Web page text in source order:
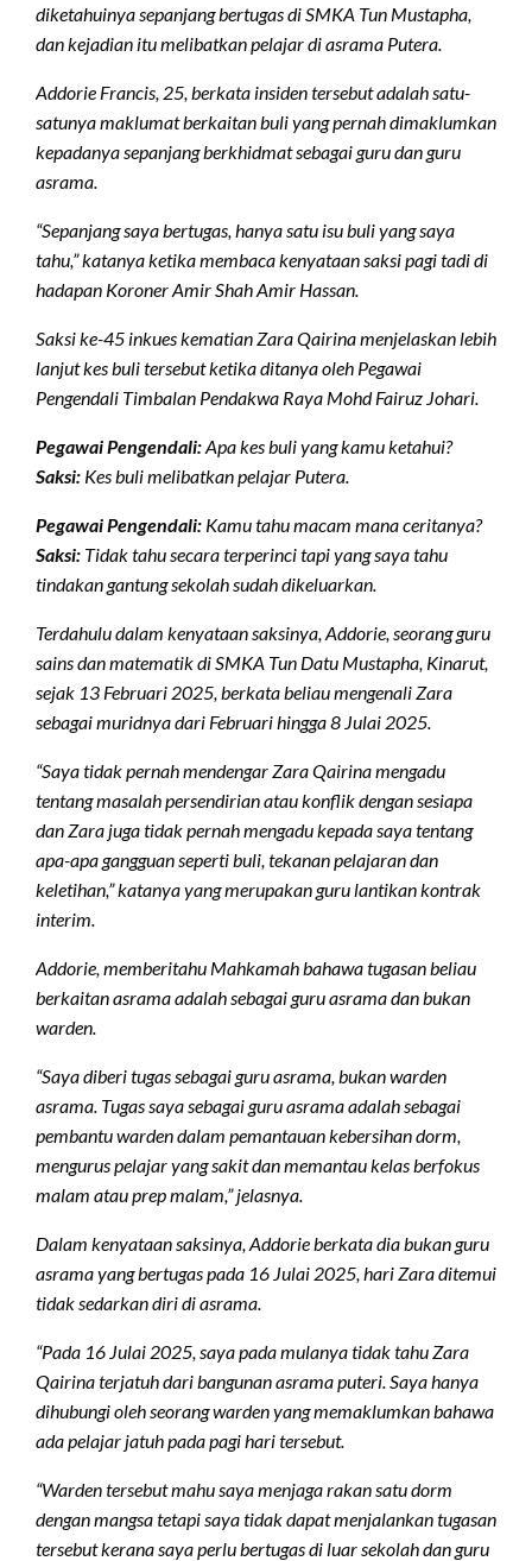
diketahuinya sepanjang bertugas di SMKA Tun Mustapha,
dan kejadian itu melibatkan pelajar di asrama Putera.
Addorie Francis, 25, berkata insiden tersebut adalah satu-
satunya maklumat berkaitan buli yang pernah dimaklumkan
kepadanya sepanjang berkhidmat sebagai guru dan guru
asrama.
“Sepanjang saya bertugas, hanya satu isu buli yang saya
tahu,” katanya ketika membaca kenyataan saksi pagi tadi di
hadapan Koroner Amir Shah Amir Hassan.
Saksi ke-45 inkues kematian Zara Qairina menjelaskan lebih
lanjut kes buli tersebut ketika ditanya oleh Pegawai
Pengendali Timbalan Pendakwa Raya Mohd Fairuz Johari.
Pegawai Pengendali:Apa kes buli yang kamu ketahui?
Saksi: Kes buli melibatkan pelajar Putera.
Pegawai Pengendali: Kamu tahu macam mana ceritanya?
Saksi: Tidak tahu secara terperinci tapi yang saya tahu
tindakan gantung sekolah sudah dikeluarkan.
Terdahulu dalam kenyataan saksinya, Addorie, seorang guru
sains dan matematik di SMKA Tun Datu Mustapha, Kinarut,
sejak 13 Februari 2025, berkata beliau mengenali Zara
sebagai muridnya dari Februari hingga 8 Julai 2025.
“Saya tidak pernah mendengar Zara Qairina mengadu
tentang masalah persendirian atau konflik dengan sesiapa
dan Zara juga tidak pernah mengadu kepada saya tentang
apa-apa gangguan seperti buli, tekanan pelajaran dan
keletihan,” katanya yang merupakan guru lantikan kontrak
interim.
Addorie, memberitahu Mahkamah bahawa tugasan beliau
berkaitan asrama adalah sebagai guru asrama dan bukan
warden.
“Saya diberi tugas sebagai guru asrama, bukan warden
asrama. Tugas saya sebagai guru asrama adalah sebagai
pembantu warden dalam pemantauan kebersihan dorm,
mengurus pelajar yang sakit dan memantau kelas berfokus
malam atau prep malam,” jelasnya.
Dalam kenyataan saksinya, Addorie berkata dia bukan guru
asrama yang bertugas pada 16 Julai 2025, hari Zara ditemui
tidak sedarkan diri di asrama.
“Pada 16 Julai 2025, saya pada mulanya tidak tahu Zara
Qairina terjatuh dari bangunan asrama puteri. Saya hanya
dihubungi oleh seorang warden yang memaklumkan bahawa
ada pelajar jatuh pada pagi hari tersebut.
“Warden tersebut mahu saya menjaga rakan satu dorm
dengan mangsa tetapi saya tidak dapat menjalankan tugasan
tersebut kerana saya perlu bertugas di luar sekolah dan guru